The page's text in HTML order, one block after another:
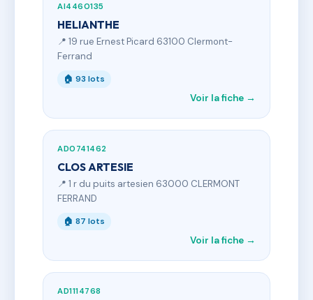
AI4460135
HELIANTHE
📍 19 rue Ernest Picard 63100 Clermont-
Ferrand
🏠 93 lots
Voir la fiche →
AD0741462
CLOS ARTESIE
📍 1 r du puits artesien 63000 CLERMONT
FERRAND
🏠 87 lots
Voir la fiche →
AD1114768